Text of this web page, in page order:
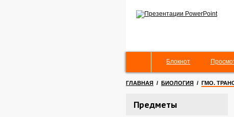
Блокнот
ГЛАВНАЯ / БИОЛОГИЯ / ГМО.
Предметы